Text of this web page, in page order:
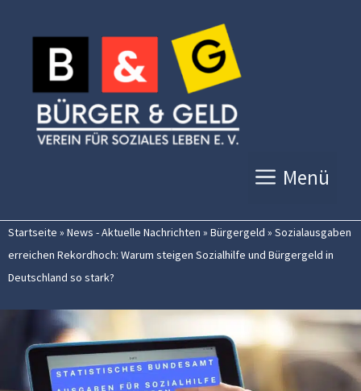
Inhalt
springen
Menü
Startseite » News - Aktuelle Nachrichten » Bürgergeld » Sozialausgaben
erreichen Rekordhoch: Warum steigen Sozialhilfe und Bürgergeld in
Deutschland so stark?